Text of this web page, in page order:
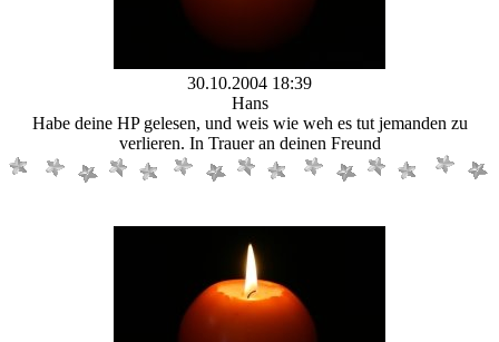
30.10.2004 18:39
Hans
Habe deine HP gelesen, und weis wie weh es tut jemanden zu
verlieren. In Trauer an deinen Freund